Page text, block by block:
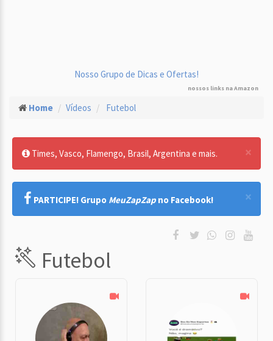
Nosso Grupo de Dicas e Ofertas!
nossos links na Amazon
Home Vídeos Futebol
×
Times, Vasco, Flamengo, Brasil, Argentina e mais.
×
PARTICIPE! Grupo MeuZapZap no Facebook!
Futebol